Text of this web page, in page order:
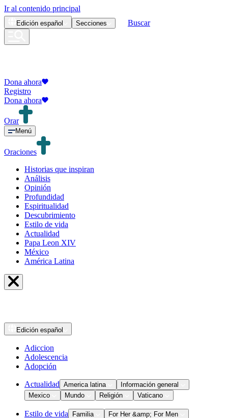
Ir al contenido principal
Edición español Secciones Buscar
Dona ahora
Registro
Dona ahora
Orar
Menú
Oraciones
Historias que inspiran
Análisis
Opinión
Profundidad
Espiritualidad
Descubrimiento
Estilo de vida
Actualidad
Papa Leon XIV
México
América Latina
Edición español
Adiccion
Adolescencia
Adopción
Actualidad America latina
Información general
Mexico
Mundo Religión Vaticano
Estilo de vida Familia
For Her &amp; For Men